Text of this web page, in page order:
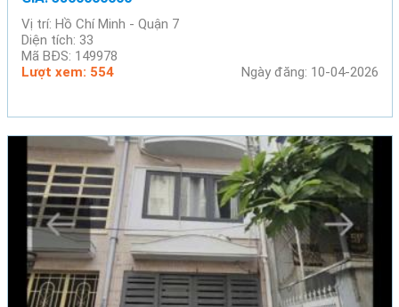
Vị trí: Hồ Chí Minh - Quận 7
Diện tích: 33
Mã BĐS: 149978
Lượt xem: 554
Ngày đăng: 10-04-2026